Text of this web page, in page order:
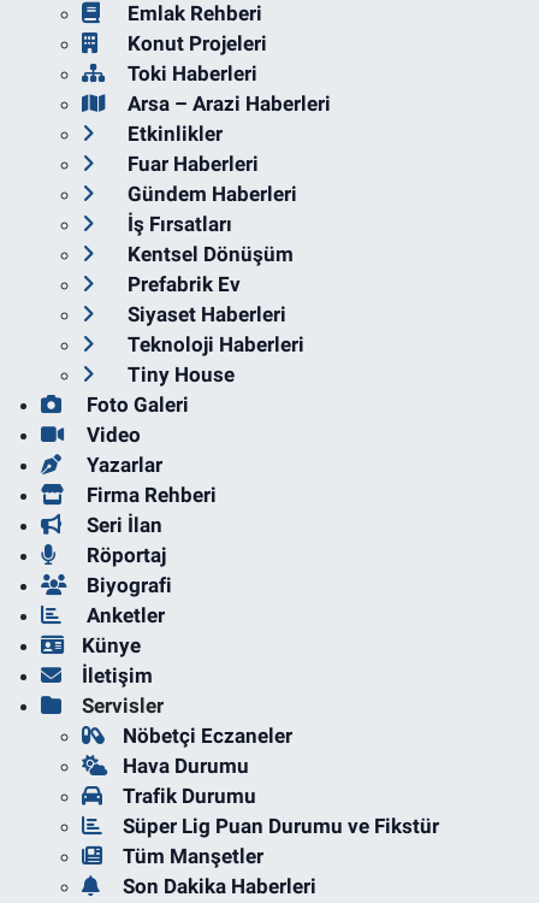
Emlak Rehberi
Konut Projeleri
Toki Haberleri
Arsa – Arazi Haberleri
Etkinlikler
Fuar Haberleri
Gündem Haberleri
İş Fırsatları
Kentsel Dönüşüm
Prefabrik Ev
Siyaset Haberleri
Teknoloji Haberleri
Tiny House
Foto Galeri
Video
Yazarlar
Firma Rehberi
Seri İlan
Röportaj
Biyografi
Anketler
Künye
İletişim
Servisler
Nöbetçi Eczaneler
Hava Durumu
Trafik Durumu
Süper Lig Puan Durumu ve Fikstür
Tüm Manşetler
Son Dakika Haberleri